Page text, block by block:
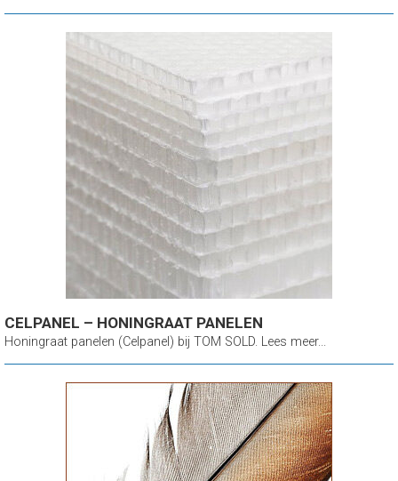
CELPANEL – HONINGRAAT PANELEN
Honingraat panelen (Celpanel) bij TOM SOLD. Lees meer...